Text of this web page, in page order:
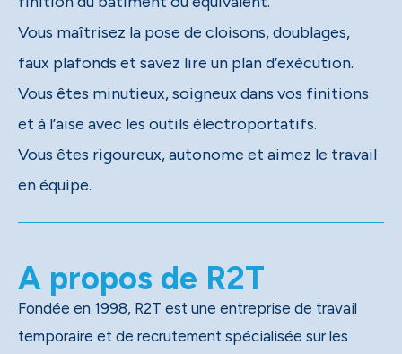
Vous maîtrisez la pose de cloisons, doublages,
faux plafonds et savez lire un plan d’exécution.
Vous êtes minutieux, soigneux dans vos finitions
et à l’aise avec les outils électroportatifs.
Vous êtes rigoureux, autonome et aimez le travail
en équipe.
A propos de R2T
Fondée en 1998, R2T est une entreprise de travail
temporaire et de recrutement spécialisée sur les